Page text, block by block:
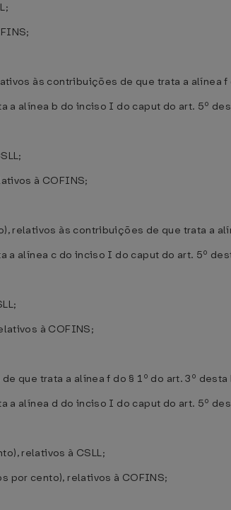
às contribuições de que trata a alínea f
a alínea b do inciso I do caput do art. 5º
à COFINS;
relativos às contribuições de que trata a
a alínea c do inciso I do caput do art. 5º
à COFINS;
que trata a alínea f do § 1º do art. 3º desta
a alínea d do inciso I do caput do art. 5º
relativos à CSLL;
por cento), relativos à COFINS;